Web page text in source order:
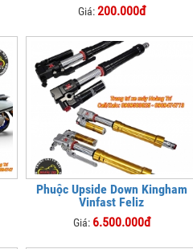
Giá:200.000đ
Phuộc Upside Down Kingham
Vinfast Feliz
Giá: 6.500.000đ